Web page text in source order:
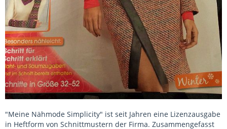
"Meine Nähmode Simplicity" ist seit Jahren eine Lizenzausgabe
in Heftform von Schnittmustern der Firma. Zusammengefasst